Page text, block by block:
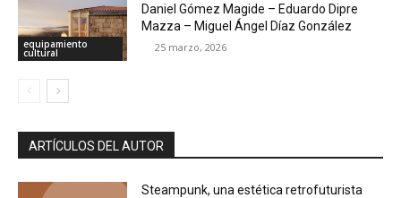
equipamiento
cultural
Daniel Gómez Magide – Eduardo Dipre
Mazza – Miguel Ángel Díaz González
25 marzo, 2026
ARTÍCULOS DEL AUTOR
Steampunk, una estética retrofuturista